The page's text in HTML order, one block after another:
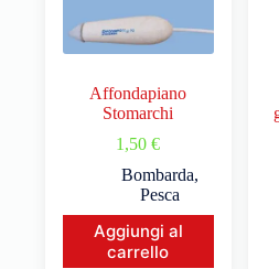
Affondapiano
Stomarchi
1,50€
Bombarda,
Pesca
Aggiungi al
carrello